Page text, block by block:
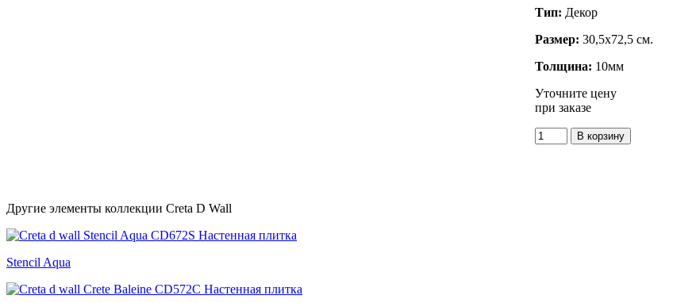
Тип: Декор
Размер: 30,5x72,5 см.
Толщина: 10мм
Уточните цену
при заказе
Другие элементы коллекции Creta D Wall
Stencil Aqua